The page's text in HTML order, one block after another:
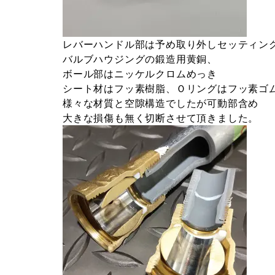
レバーハンドル部は予め取り外しセッティン
バルブハウジングの鍛造用黄銅、
ボール部はニッケルクロムめっき
シート材はフッ素樹脂、Ｏリングはフッ素ゴ
様々な材質と空隙構造でしたが可動部含め
大きな損傷も無く切断させて頂きました。